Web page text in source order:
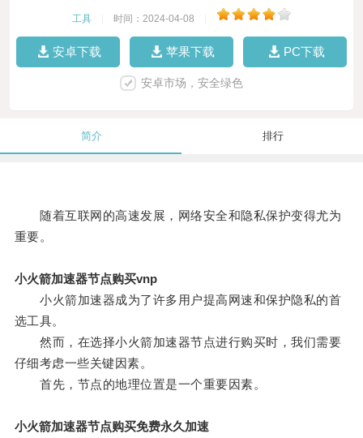
工具 时间：2024-04-08
安卓下载 苹果下载 PC下载
安卓市场，安全绿色
简介 排行
随着互联网的高速发展，网络安全和隐私保护变得尤为
重要。
小火箭加速器节点购买vnp
小火箭加速器成为了许多用户提高网速和保护隐私的首
选工具。
然而，在选择小火箭加速器节点进行购买时，我们需要
仔细考虑一些关键因素。
首先，节点的地理位置是一个重要因素。
小火箭加速器节点购买免费永久加速